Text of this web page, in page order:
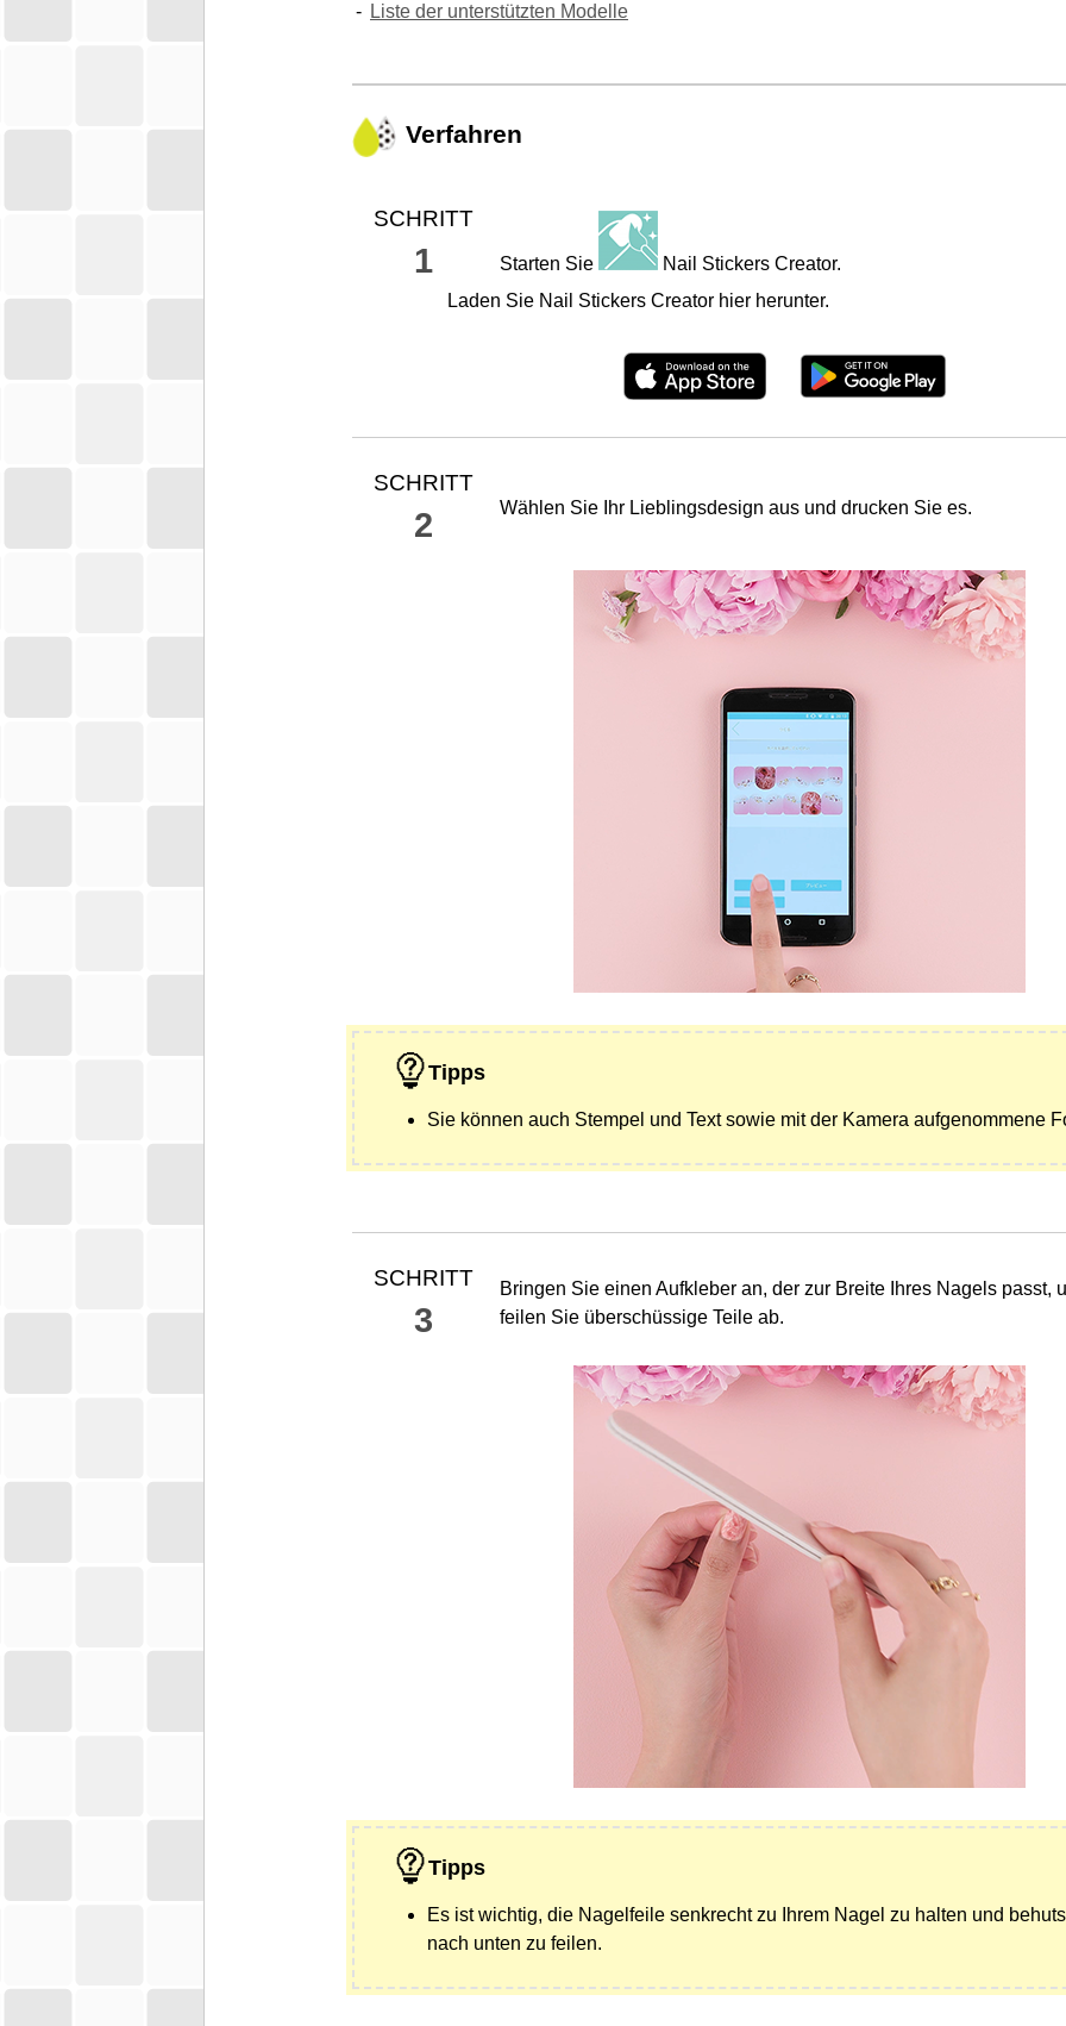
Liste der unterstützten Modelle
Verfahren
SCHRITT
1 Starten Sie Nail Stickers Creator.
Laden Sie Nail Stickers Creator hier herunter.
SCHRITT
2 Wählen Sie Ihr Lieblingsdesign aus und drucken Sie es.
Tipps
Sie können auch Stempel und Text sowie mit der Kamera aufgenommene
SCHRITT
3
Bringen Sie einen Aufkleber an, der zur Breite Ihres Nagels passt,
feilen Sie überschüssige Teile ab.
Tipps
Es ist wichtig, die Nagelfeile senkrecht zu Ihrem Nagel zu halten und
nach unten zu feilen.